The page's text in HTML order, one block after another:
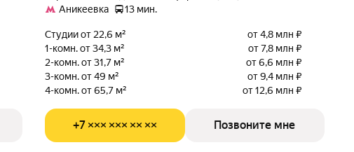
Аникеевка
13 мин.
Студии от 22,6 м²
от 4,8 млн ₽
1-комн. от 34,3 м²
от 7,8 млн ₽
2-комн. от 31,7 м²
от 6,6 млн ₽
3-комн. от 49 м²
от 9,4 млн ₽
4-комн. от 65,7 м²
от 12,6 млн ₽
+7 ××× ××× ×× ×× Позвоните мне